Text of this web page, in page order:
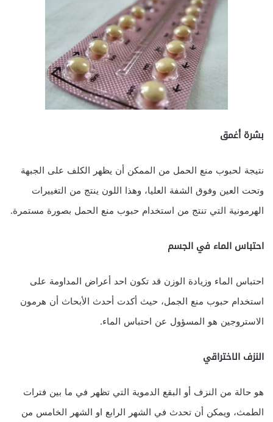
بشرة أغمق
نتيجة لحبوب منع الحمل من الممكن أن يظهر الكلف على الجبهة
وتحت العين وفوق الشفة العليا، وهذا اللون ينتج من التغييرات
الهرمونية التي تنتج من استخدام حبوب منع الحمل بصورة مستمرة.
احتباس الماء في الجسم
احتباس الماء وزيادة الوزن قد تكون احد أعراض المداومة على
استخدام حبوب منع الجمل، حيث أكدت أحدث الأبحاث أن هرمون
الاستروجين هو المسؤول عن احتباس الماء.
النزف الاختراقي
هو حالة من النزف أو البقع الدموية التي تظهر في ما بين فترات
الطمث، ويمكن أن تحدث في الشهر الرابع او الشهر الخامس من